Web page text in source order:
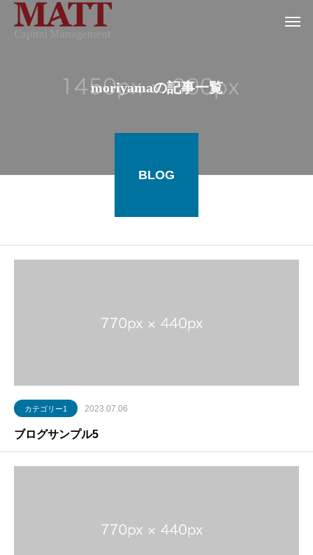
moriyamaの記事一覧
BLOG
カテゴリー1 2023.07.06
ブログサンプル5